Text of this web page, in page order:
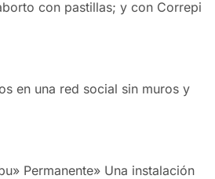
con pastillas; y con Correpi
en una red social sin muros y
Permanente» Una instalación